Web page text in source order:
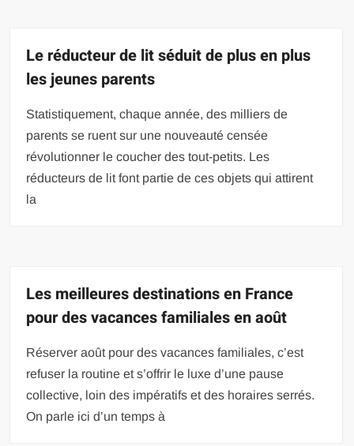
Le réducteur de lit séduit de plus en plus
les jeunes parents
Statistiquement, chaque année, des milliers de
parents se ruent sur une nouveauté censée
révolutionner le coucher des tout-petits. Les
réducteurs de lit font partie de ces objets qui attirent
la
Les meilleures destinations en France
pour des vacances familiales en août
Réserver août pour des vacances familiales, c’est
refuser la routine et s’offrir le luxe d’une pause
collective, loin des impératifs et des horaires serrés.
On parle ici d’un temps à